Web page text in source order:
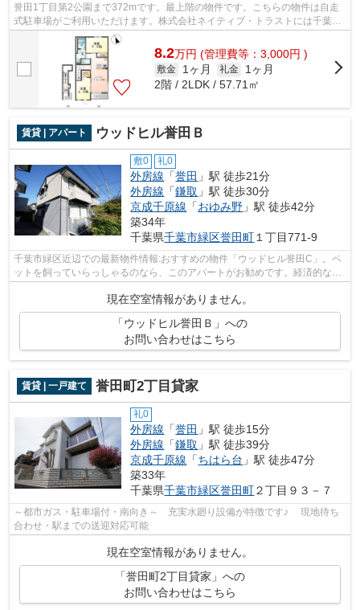
誉田1丁目第2公園まで372mです。最上階の物件です。こちらの物件は自走
式駐車場がご利用いただけます。株式会社ネイティブ・トラストには千葉市
緑区エリアの賃貸情報がございます。お...
8.2万円 (管理費等：3,000円 )
敷金 1ヶ月 礼金
1ヶ月
2階 / 2LDK / 57.71㎡
賃貸 | アパート ウッドヒル誉田Ｂ
敷0 礼0
外房線 「誉田 」駅 徒歩21分
外房線 「鎌取 」駅 徒歩30分
京成千原線 「おゆみ野 」駅 徒歩42分
築34年
千葉県千葉市緑区誉田町１丁目771-9
千葉市緑区近辺での最新物件情報:おすすめの物件「ウッドヒル誉田C」。ペ
ットを飼っていらっしゃるのなら、このアパートがお勧めです。経済的な都
現在空室情報がありません。
「ウッドヒル誉田Ｂ」への
お問い合わせはこちら
賃貸 | 一戸建て 誉田町2丁目貸家
礼0
外房線 「誉田 」駅 徒歩15分
外房線 「鎌取 」駅 徒歩39分
京成千原線 「ちはら台 」駅 徒歩47分
築33年
千葉県千葉市緑区誉田町２丁目９３－７
～都市ガス・駐車場付・南向き～ 充実水廻り設備が特徴です♪ 現地待ち
合わせ・駅までの送迎対応可能
現在空室情報がありません。
「誉田町2丁目貸家」への
お問い合わせはこちら